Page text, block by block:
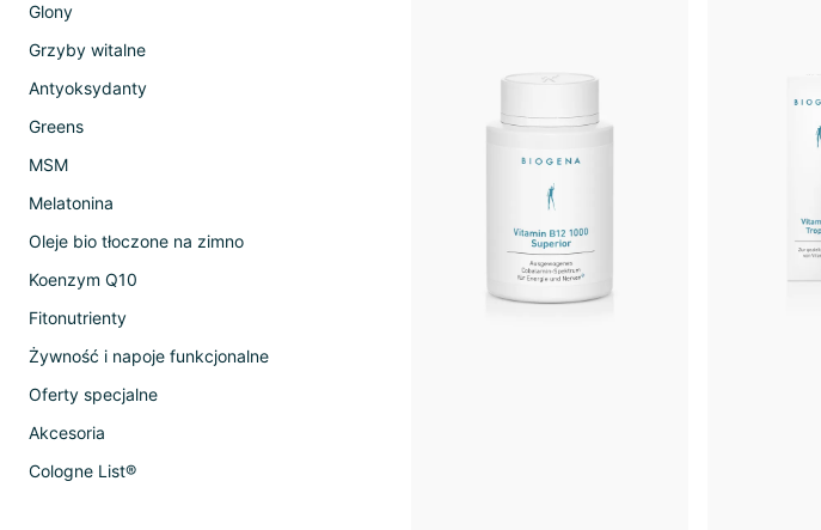
Glony
Grzyby witalne
Antyoksydanty
Greens
MSM
Melatonina
Oleje bio tłoczone na zimno
Koenzym Q10
Fitonutrienty
Żywność i napoje funkcjonalne
Oferty specjalne
Akcesoria
Cologne List®